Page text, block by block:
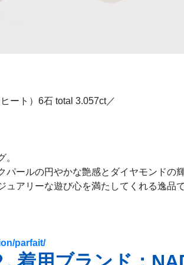
ート）6石 total 3.057ct／
ールの円やかな艶感とダイヤモンドの
ュアリーな遊び心を満たしてくれる逸品
parfait/